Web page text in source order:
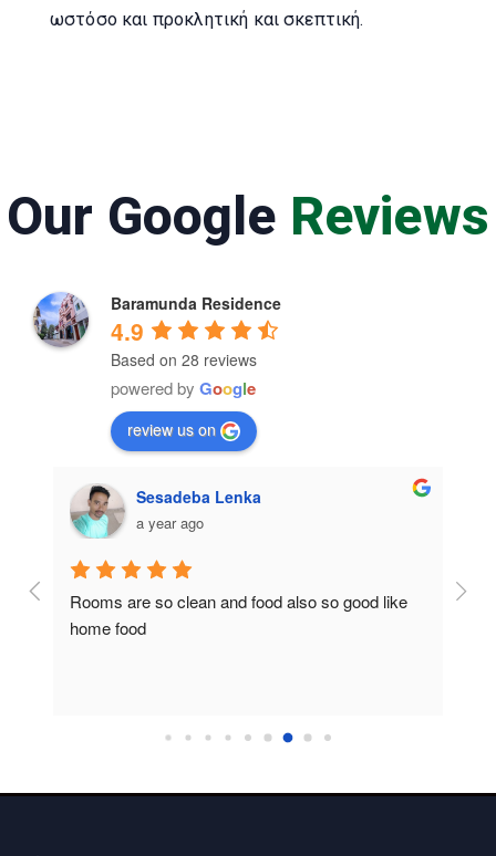
ωστόσο και προκλητική και σκεπτική.
Our Google Reviews
Baramunda Residence
4.9
Based on 28 reviews
powered by Google
review us on
Sesadeba Lenka
a year ago
Rooms are so clean and food also so good like
home food
So